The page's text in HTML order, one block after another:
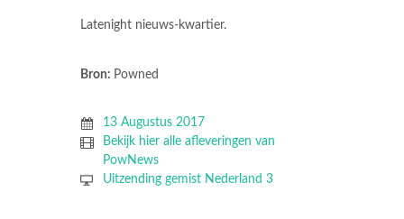
Latenight nieuws-kwartier.
Bron: Powned
13 Augustus 2017
Bekijk hier alle afleveringen van
PowNews
Uitzending gemist Nederland 3